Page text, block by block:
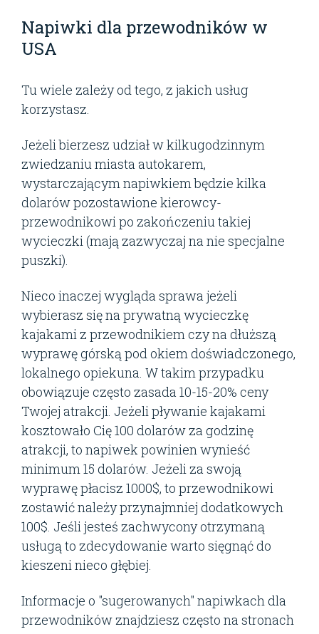
Napiwki dla przewodników w
USA
Tu wiele zależy od tego, z jakich usług
korzystasz.
Jeżeli bierzesz udział w kilkugodzinnym
zwiedzaniu miasta autokarem,
wystarczającym napiwkiem będzie kilka
dolarów pozostawione kierowcy-
przewodnikowi po zakończeniu takiej
wycieczki (mają zazwyczaj na nie specjalne
puszki).
Nieco inaczej wygląda sprawa jeżeli
wybierasz się na prywatną wycieczkę
kajakami z przewodnikiem czy na dłuższą
wyprawę górską pod okiem doświadczonego,
lokalnego opiekuna. W takim przypadku
obowiązuje często zasada 10-15-20% ceny
Twojej atrakcji. Jeżeli pływanie kajakami
kosztowało Cię 100 dolarów za godzinę
atrakcji, to napiwek powinien wynieść
minimum 15 dolarów. Jeżeli za swoją
wyprawę płacisz 1000$, to przewodnikowi
zostawić należy przynajmniej dodatkowych
100$. Jeśli jesteś zachwycony otrzymaną
usługą to zdecydowanie warto sięgnąć do
kieszeni nieco głębiej.
Informacje o "sugerowanych" napiwkach dla
przewodników znajdziesz często na stronach